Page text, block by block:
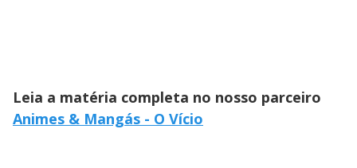
Leia a matéria completa no nosso parceiro
Animes & Mangás - O Vício